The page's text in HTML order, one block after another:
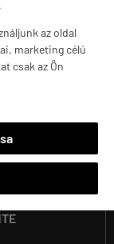
az oldal
marketing célú
csak az Ön